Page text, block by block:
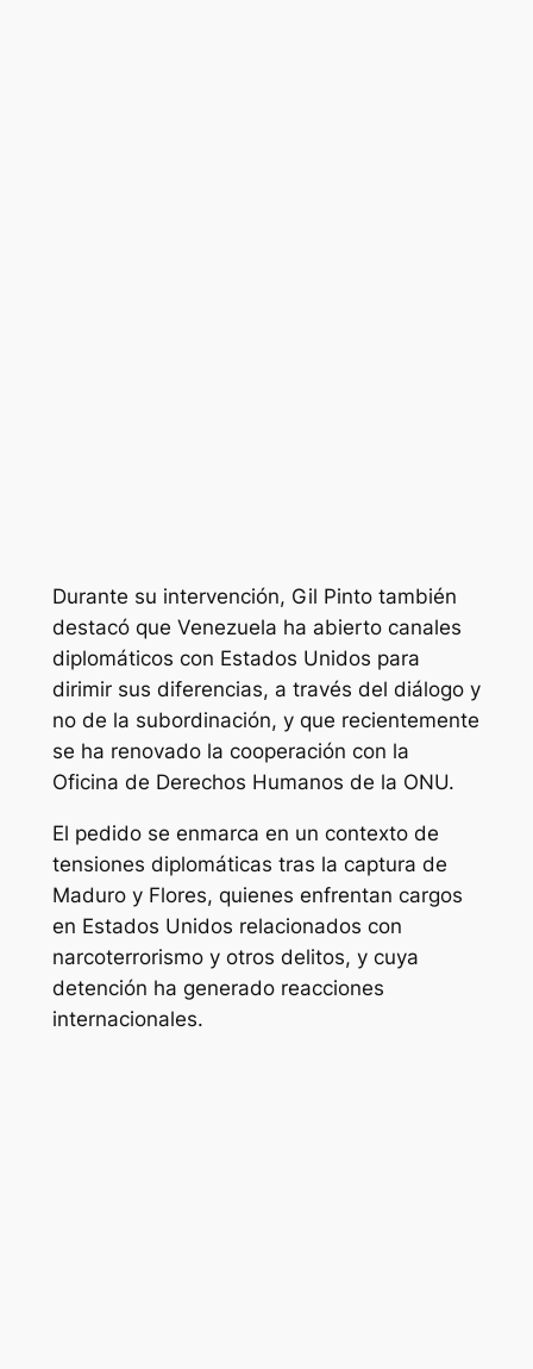
Durante su intervención, Gil Pinto también
destacó que Venezuela ha abierto canales
diplomáticos con Estados Unidos para
dirimir sus diferencias, a través del diálogo y
no de la subordinación, y que recientemente
se ha renovado la cooperación con la
Oficina de Derechos Humanos de la ONU.
El pedido se enmarca en un contexto de
tensiones diplomáticas tras la captura de
Maduro y Flores, quienes enfrentan cargos
en Estados Unidos relacionados con
narcoterrorismo y otros delitos, y cuya
detención ha generado reacciones
internacionales.